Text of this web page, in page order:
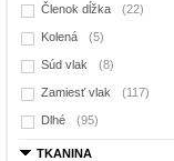
Členok dĺžka (22)
Kolená (5)
Súd vlak (8)
Zamiesť vlak (117)
Dlhé (95)
TKANINA